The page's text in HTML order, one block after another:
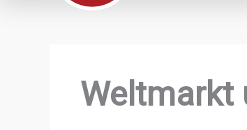
Weltmarkt